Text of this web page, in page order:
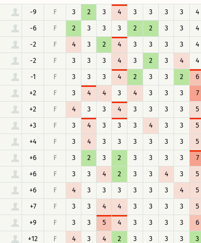
-9 F 3 2 3 4 3 3 3 3 4
-6 F 2 3 3 3 2 2 3 3 4
-2 F 4 3 2 4 3 3 3 3 4
-2 F 3 3 3 4 3 2 3 4 4
-1 F 3 3 3 4 2 3 3 2 6
+2 F 3 4 4 3 4 3 3 3 7
+2 F 4 3 3 4 3 3 3 3 5
+3 F 3 4 3 3 3 4 3 3 5
+4 F 3 4 3 3 3 3 3 3 5
+6 F 3 2 3 2 3 3 3 3 7
+6 F 3 3 4 2 3 3 4 3 5
+6 F 4 3 3 3 3 3 3 4 5
+7 F 3 3 4 4 3 3 3 3 5
+9 F 3 3 5 4 3 3 3 3 6
+12 F 4 3 4 2 3 3 3 3 3